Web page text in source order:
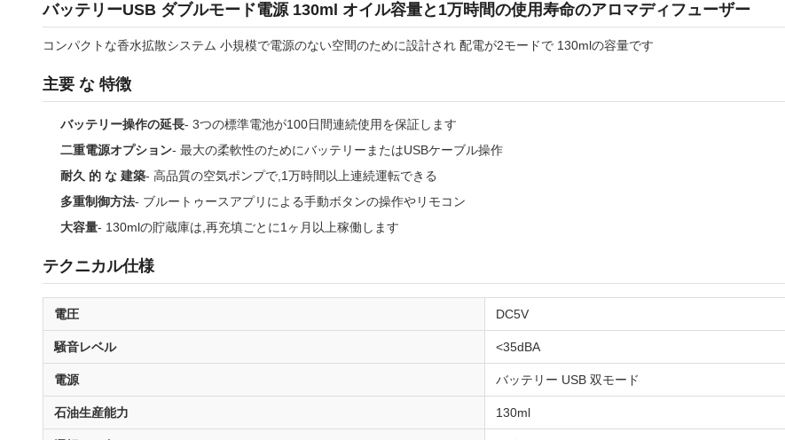
バッテリーUSB ダブルモード電源 130ml オイル容量と1万時間の使用寿命のアロマディフューザー
コンパクトな香水拡散システム 小規模で電源のない空間のために設計され 配電が2モードで 130mlの容量です
主要 な 特徴
バッテリー操作の延長- 3つの標準電池が100日間連続使用を保証します
二重電源オプション- 最大の柔軟性のためにバッテリーまたはUSBケーブル操作
耐久 的 な 建築- 高品質の空気ポンプで,1万時間以上連続運転できる
多重制御方法- ブルートゥースアプリによる手動ボタンの操作やリモコン
大容量- 130mlの貯蔵庫は,再充填ごとに1ヶ月以上稼働します
テクニカル仕様
電圧 DC5V
騒音レベル <35dBA
電源 バッテリー USB 双モード
石油生産能力 130ml